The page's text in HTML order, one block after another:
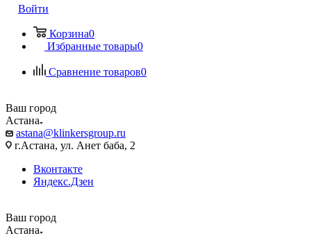
Войти
Корзина0
Избранные товары0
Сравнение товаров0
Ваш город
Астана
astana@klinkersgroup.ru
г.Астана, ул. Анет баба, 2
Вконтакте
Яндекс.Дзен
Ваш город
Астана